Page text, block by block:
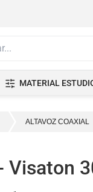
MATERIAL
ALTAVOZ COAXIAL
Visaton